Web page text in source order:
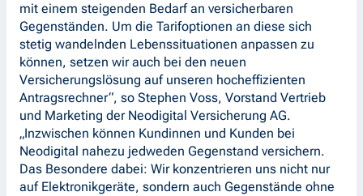
mit einem steigenden Bedarf an versicherbaren
Gegenständen. Um die Tarifoptionen an diese sich
stetig wandelnden Lebenssituationen anpassen zu
können, setzen wir auch bei den neuen
Versicherungslösung auf unseren hocheffizienten
Antragsrechner“, so Stephen Voss, Vorstand Vertrieb
und Marketing der Neodigital Versicherung AG.
„Inzwischen können Kundinnen und Kunden bei
Neodigital nahezu jedweden Gegenstand versichern.
Das Besondere dabei: Wir konzentrieren uns nicht nur
auf Elektronikgeräte, sondern auch Gegenstände ohne